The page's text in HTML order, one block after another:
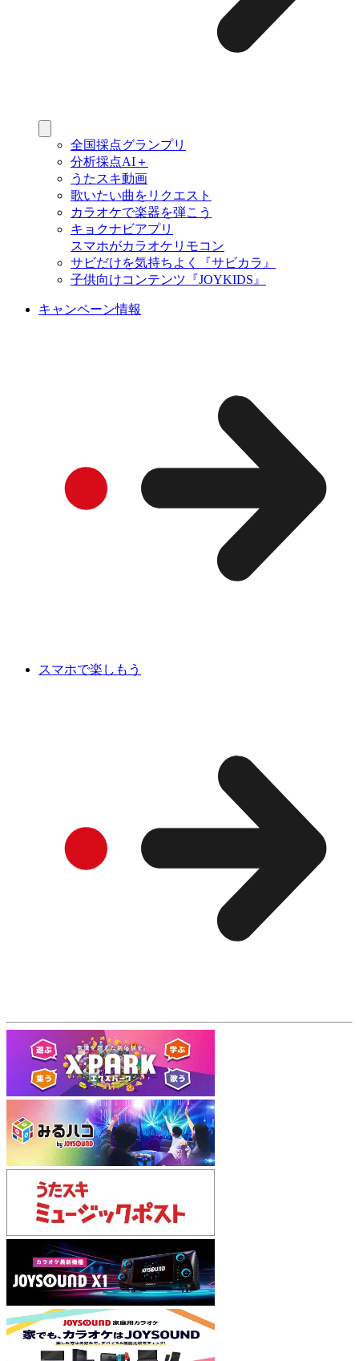
全国採点グランプリ
分析採点AI＋
うたスキ動画
歌いたい曲をリクエスト
カラオケで楽器を弾こう
キョクナビアプリ
スマホがカラオケリモコン
サビだけを気持ちよく『サビカラ』
子供向けコンテンツ『JOYKIDS』
キャンペーン情報
スマホで楽しもう